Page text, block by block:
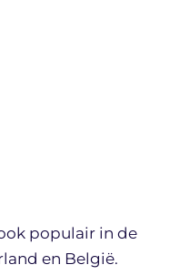
populair in de
en België.